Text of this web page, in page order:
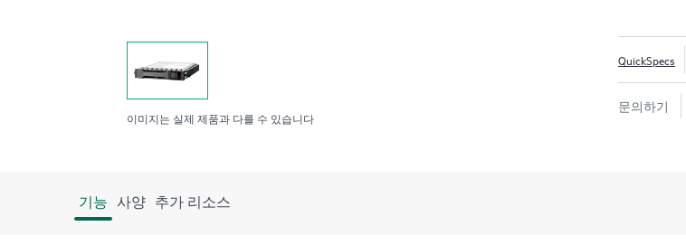
이미지는 실제 제품과 다를 수 있습니다
QuickSpecs
문의하기
기능 사양 추가 리소스